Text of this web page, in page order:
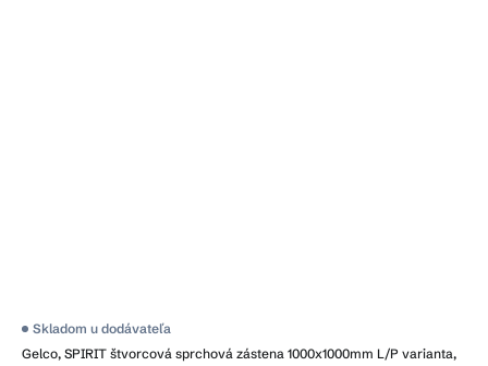
Gelco, SPIRIT štvorcová sprchová zástena 1000x1000mm L/P varianta,
Skladom u dodávateľa